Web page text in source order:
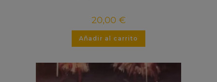
20,00 €
Añadir al carrito